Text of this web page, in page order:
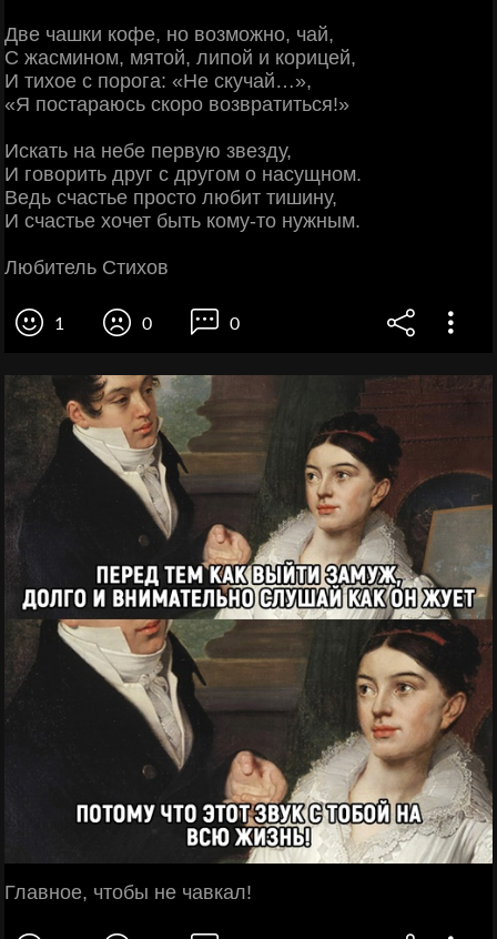
Две чашки кофе, но возможно, чай,
С жасмином, мятой, липой и корицей,
И тихое с порога: «Не скучай…»,
«Я постараюсь скоро возвратиться!»
Искать на небе первую звезду,
И говорить друг с другом о насущном.
Ведь счастье просто любит тишину,
И счастье хочет быть кому-то нужным.
Любитель Стихов
1 0 0
Главное, чтобы не чавкал!